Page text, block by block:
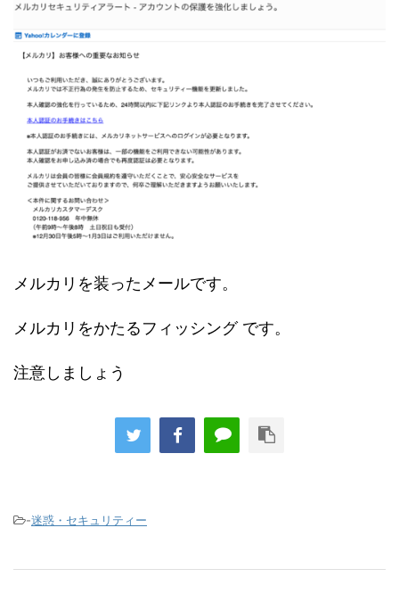
メルカリを装ったメールです。
メルカリをかたるフィッシング です。
注意しましょう
-迷惑・セキュリティー